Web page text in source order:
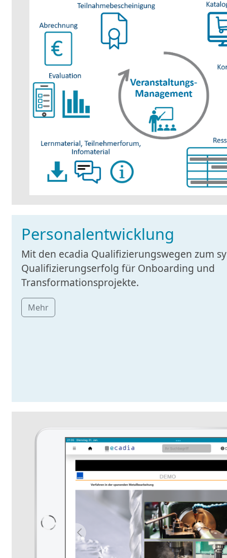
Personalentwicklung
Mit den ecadia Qualifizierungswegen zum
Qualifizierungserfolg für Onboarding und
Transformationsprojekte.
Mehr